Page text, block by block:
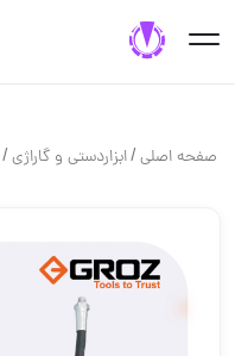
صفحه اصلی/ابزاردستی و گاراژی/